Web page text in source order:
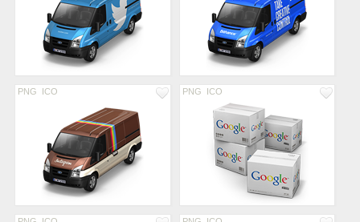
PNG ICO PNG ICO